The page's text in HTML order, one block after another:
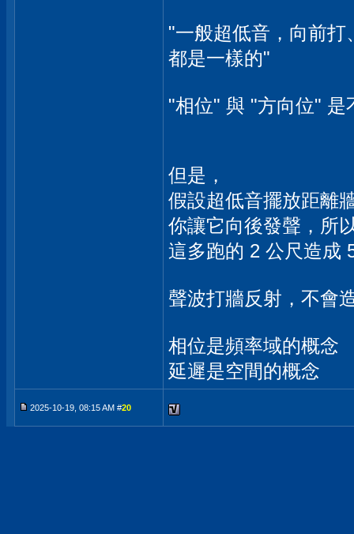
"一般超低音，向前
都是一樣的"
"相位" 與 "方向位" 是
但是，
假設超低音擺放距離
你讓它向後發聲，所
這多跑的 2 公尺造成
聲波打牆反射，不會
相位是頻率域的概念
延遲是空間的概念
2025-10-19, 08:15 AM #20